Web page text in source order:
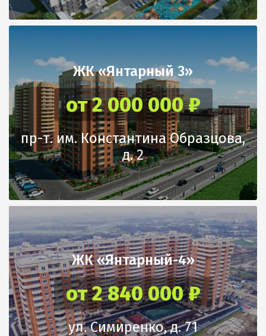
ЖК «Янтарный 3»
от 2 000 000 ₽
пр-т. им. Константина Образцова,
д. 2
ЖК «Янтарный-4»
от 2 840 000 ₽
ул. Симиренко, д. 71